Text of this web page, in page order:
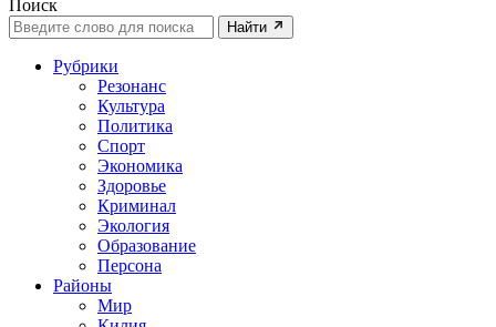
Поиск
Найти
Рубрики
Резонанс
Культура
Политика
Спорт
Экономика
Здоровье
Криминал
Экология
Образование
Персона
Районы
Мир